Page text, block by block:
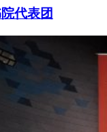
代表团